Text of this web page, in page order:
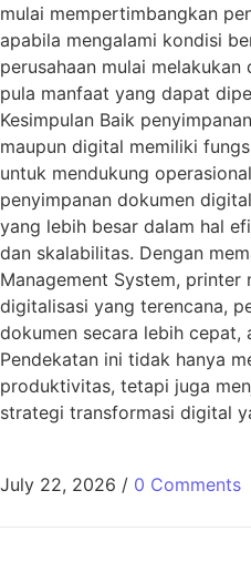
mulai mempertimbangkan
apabila mengalami kondisi
perusahaan mulai
pula manfaat yang dapat
Kesimpulan Baik
maupun digital memiliki
untuk mendukung
penyimpanan dokumen
yang lebih besar dalam hal
dan skalabilitas. Dengan
Management System, printer
digitalisasi yang terencana,
dokumen secara lebih cepat,
Pendekatan ini tidak hanya
produktivitas, tetapi juga
strategi transformasi digital
July 22, 2026 / 0 Comments